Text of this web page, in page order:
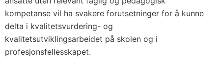
kompetanse vil ha svakere forutsetninger for å kunne
delta i kvalitetsvurdering- og
kvalitetsutviklingsarbeidet på skolen og i
profesjonsfellesskapet.